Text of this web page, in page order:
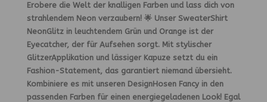
Erobere die Welt der knalligen Farben und lass dich von
strahlendem Neon verzaubern! 🌟 Unser SweaterShirt
NeonGlitz in leuchtendem Grün und Orange ist der
Eyecatcher, der für Aufsehen sorgt. Mit stylischer
GlitzerApplikation und lässiger Kapuze setzt du ein
Fashion-Statement, das garantiert niemand übersieht.
Kombiniere es mit unseren DesignHosen Fancy in den
passenden Farben für einen energiegeladenen Look! Egal